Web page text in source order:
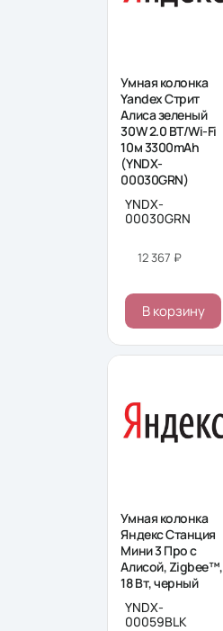
Умная колонка
Yandex Стрит
Алиса зеленый
30W 2.0 BT/Wi-Fi
10м 3300mAh
(YNDX-
00030GRN)
YNDX-
00030GRN
12 367 ₽
В корзину
Умная колонка
Яндекс Станция
Мини 3 Про с
Алисой, Zigbee™,
18 Вт, черный
YNDX-
00059BLK